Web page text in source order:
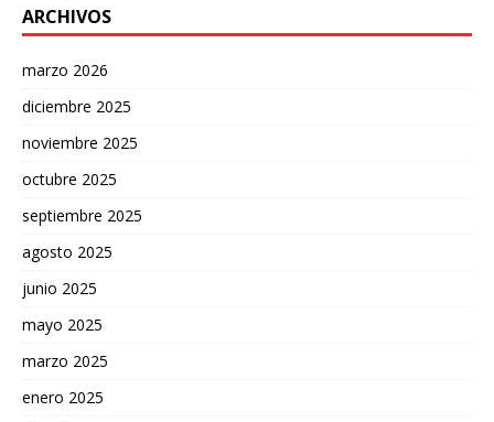
ARCHIVOS
marzo 2026
diciembre 2025
noviembre 2025
octubre 2025
septiembre 2025
agosto 2025
junio 2025
mayo 2025
marzo 2025
enero 2025